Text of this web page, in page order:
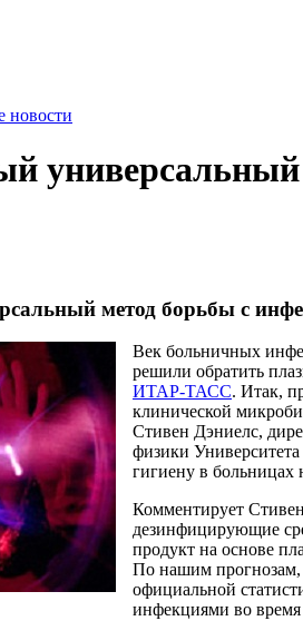
новости
метод борьбы с
Век больничных
решили обратить
ИТАР-ТАСС. Итак,
клинической
Стивен Дэниелс,
физики
гигиену в больницах
Комментирует
дезинфицирующие
продукт на основе
По нашим прогнозам,
официальной
инфекциями во